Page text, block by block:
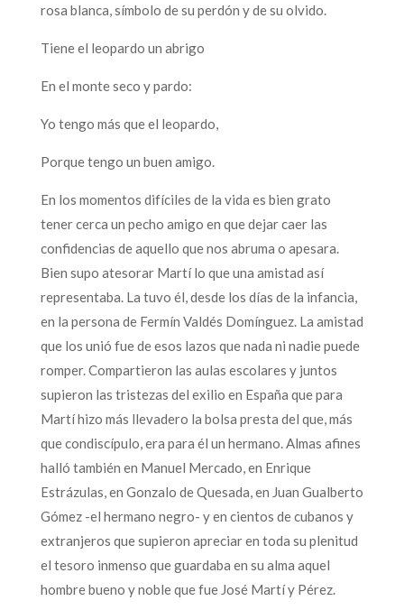
rosa blanca, símbolo de su perdón y de su olvido.
Tiene el leopardo un abrigo
En el monte seco y pardo:
Yo tengo más que el leopardo,
Porque tengo un buen amigo.
En los momentos difíciles de la vida es bien grato
tener cerca un pecho amigo en que dejar caer las
confidencias de aquello que nos abruma o apesara.
Bien supo atesorar Martí lo que una amistad así
representaba. La tuvo él, desde los días de la infancia,
en la persona de Fermín Valdés Domínguez. La amistad
que los unió fue de esos lazos que nada ni nadie puede
romper. Compartieron las aulas escolares y juntos
supieron las tristezas del exilio en España que para
Martí hizo más llevadero la bolsa presta del que, más
que condiscípulo, era para él un hermano. Almas afines
halló también en Manuel Mercado, en Enrique
Estrázulas, en Gonzalo de Quesada, en Juan Gualberto
Gómez -el hermano negro- y en cientos de cubanos y
extranjeros que supieron apreciar en toda su plenitud
el tesoro inmenso que guardaba en su alma aquel
hombre bueno y noble que fue José Martí y Pérez.